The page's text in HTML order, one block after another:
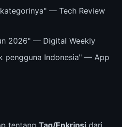
— Tech Review
2026" — Digital Weekly
pengguna Indonesia" — App
tentang Tag/Enkripsi dari